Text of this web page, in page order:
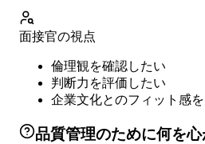
面接官の視点
倫理観を確認したい
判断力を評価したい
企業文化とのフィット感
品質管理のために何を